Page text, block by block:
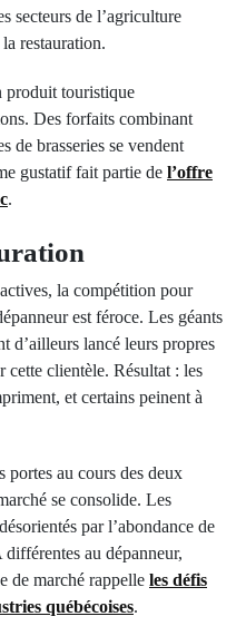
secteurs de l’agriculture
restauration.
produit touristique
Des forfaits combinant
de brasseries se vendent
gustatif fait partie de l’offre
.
la compétition pour
est féroce. Les géants
d’ailleurs lancé leurs propres
cette clientèle. Résultat : les
et certains peinent à
portes au cours des deux
se consolide. Les
par l’abondance de
au dépanneur,
de marché rappelle les défis
québécoises.